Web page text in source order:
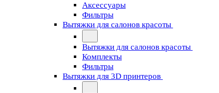
Аксессуары
Фильтры
Вытяжки для салонов красоты
Вытяжки для салонов красоты
Комплекты
Фильтры
Вытяжки для 3D принтеров